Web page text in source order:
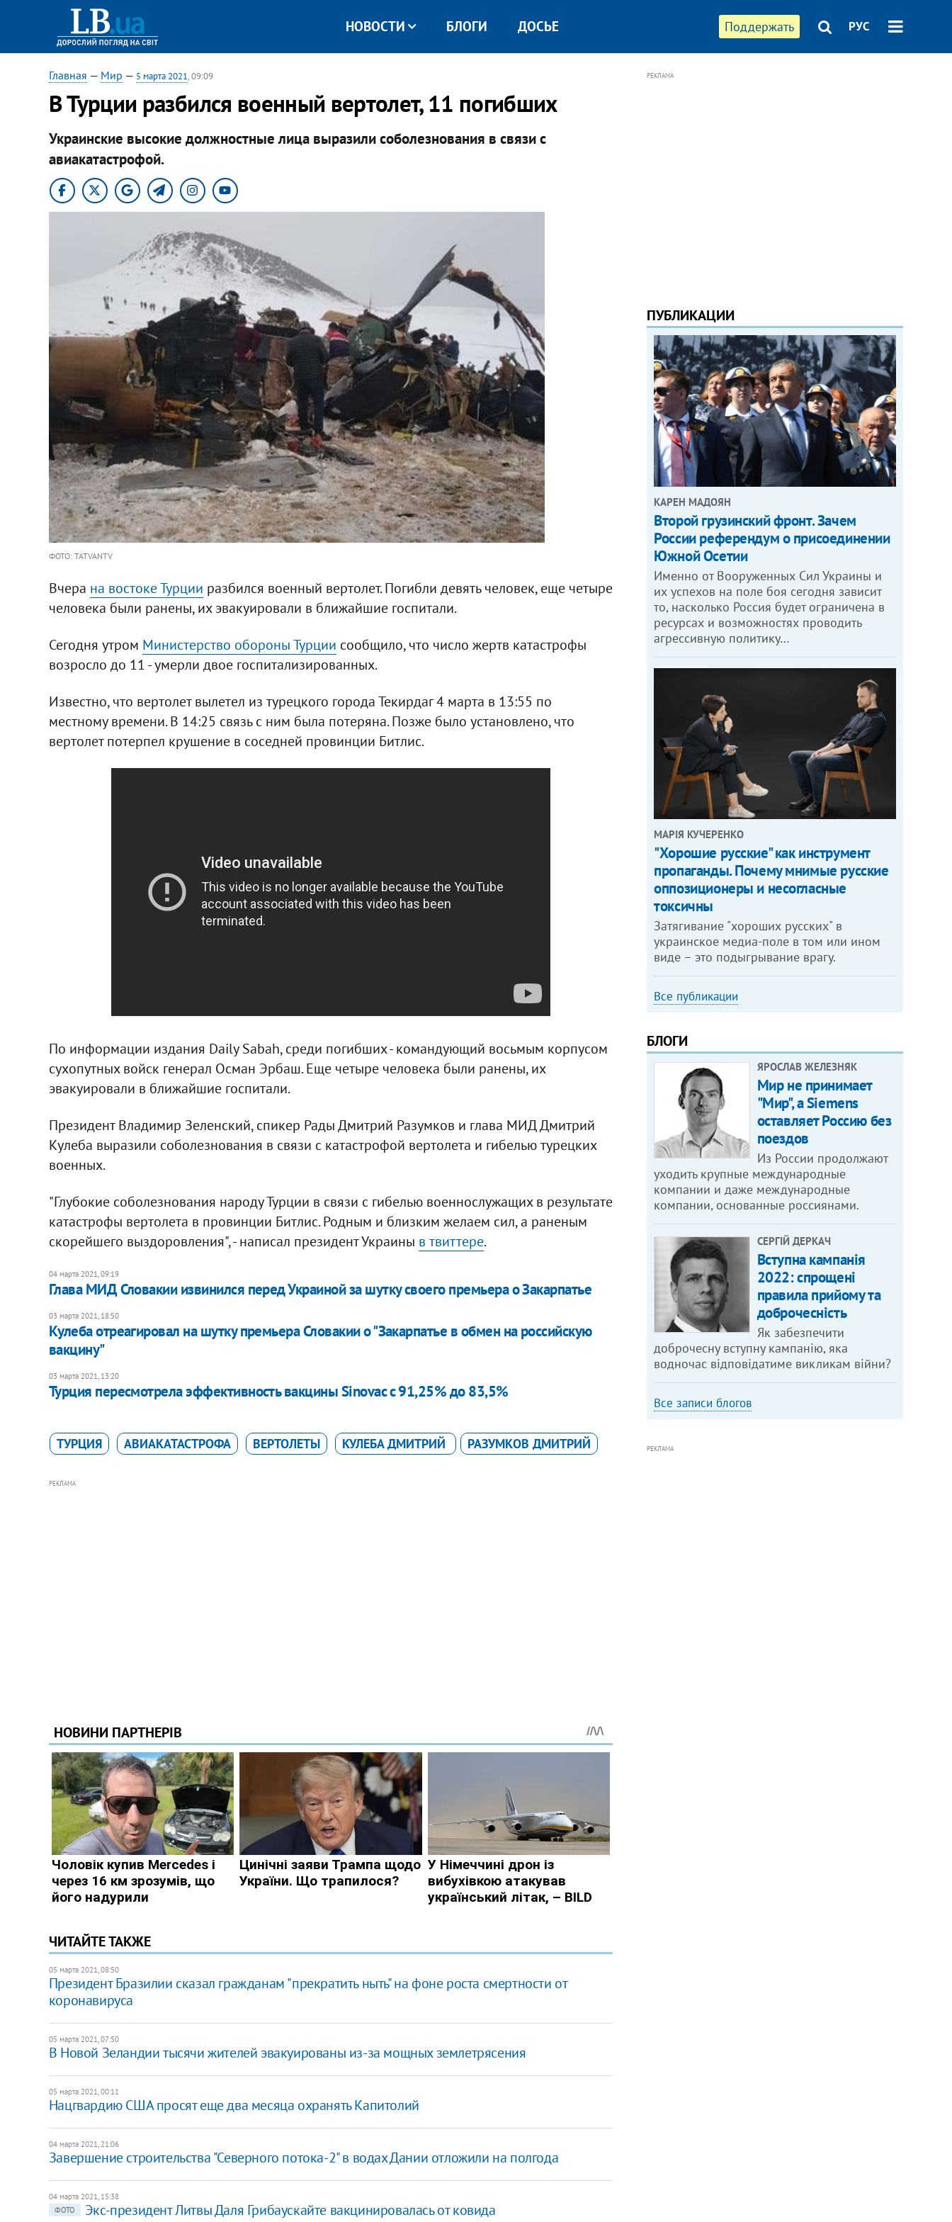
Поддержать РУС
НОВОСТИ БЛОГИ ДОСЬЕ
Главная — Мир — 5 марта 2021, 09:09
В Турции разбился военный вертолет, 11 погибших
Украинские высокие должностные лица выразили соболезнования в связи с
авиакатастрофой.
ФОТО: TATVANTV
Вчера на востоке Турции разбился военный вертолет. Погибли девять человек, еще четыре
человека были ранены, их эвакуировали в ближайшие госпитали.
Сегодня утром Министерство обороны Турции сообщило, что число жертв катастрофы
возросло до 11 - умерли двое госпитализированных.
Известно, что вертолет вылетел из турецкого города Текирдаг 4 марта в 13:55 по
местному времени. В 14:25 связь с ним была потеряна. Позже было установлено, что
вертолет потерпел крушение в соседней провинции Битлис.
По информации издания Daily Sabah, среди погибших - командующий восьмым корпусом
сухопутных войск генерал Осман Эрбаш. Еще четыре человека были ранены, их
эвакуировали в ближайшие госпитали.
Президент Владимир Зеленский, спикер Рады Дмитрий Разумков и глава МИД Дмитрий
Кулеба выразили соболезнования в связи с катастрофой вертолета и гибелью турецких
военных.
"Глубокие соболезнования народу Турции в связи с гибелью военнослужащих в результате
катастрофы вертолета в провинции Битлис. Родным и близким желаем сил, а раненым
скорейшего выздоровления", - написал президент Украины в твиттере.
04 марта 2021, 09:19
Глава МИД Словакии извинился перед Украиной за шутку своего премьера о Закарпатье
03 марта 2021, 18:50
Кулеба отреагировал на шутку премьера Словакии о "Закарпатье в обмен на российскую
вакцину"
03 марта 2021, 13:20
Турция пересмотрела эффективность вакцины Sinovac с 91,25% до 83,5%
ТУРЦИЯ АВИАКАТАСТРОФА ВЕРТОЛЕТЫ КУЛЕБА ДМИТРИЙ РАЗУМКОВ ДМИТРИЙ
РЕКЛАМА
ЧИТАЙТЕ ТАКЖЕ
05 марта 2021, 08:50
Президент Бразилии сказал гражданам "прекратить ныть" на фоне роста смертности от
коронавируса
05 марта 2021, 07:50
В Новой Зеландии тысячи жителей эвакуированы из-за мощных землетрясения
05 марта 2021, 00:11
Нацгвардию США просят еще два месяца охранять Капитолий
04 марта 2021, 21:06
Завершение строительства "Северного потока-2" в водах Дании отложили на полгода
04 марта 2021, 15:38
ФОТО
Экс-президент Литвы Даля Грибаускайте вакцинировалась от ковида
РЕКЛАМА
ПУБЛИКАЦИИ
КАРЕН МАДОЯН
Второй грузинский фронт. Зачем
России референдум о присоединении
Южной Осетии
Именно от Вооруженных Сил Украины и
их успехов на поле боя сегодня зависит
то, насколько Россия будет ограничена в
ресурсах и возможностях проводить
агрессивную политику…
МАРІЯ КУЧЕРЕНКО
"Хорошие русские" как инструмент
пропаганды. Почему мнимые русские
оппозиционеры и несогласные
токсичны
Затягивание "хороших русских" в
украинское медиа-поле в том или ином
виде – это подыгрывание врагу.
Все публикации
БЛОГИ
ЯРОСЛАВ ЖЕЛЕЗНЯК
Мир не принимает
"Мир", а Siemens
оставляет Россию без
поездов
Из России продолжают
уходить крупные международные
компании и даже международные
компании, основанные россиянами.
СЕРГІЙ ДЕРКАЧ
Вступна кампанія
2022: спрощені
правила прийому та
доброчесність
Як забезпечити
доброчесну вступну кампанію, яка
водночас відповідатиме викликам війни?
Все записи блогов
РЕКЛАМА